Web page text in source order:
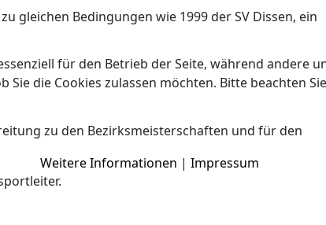
gleichen Bedingungen wie 1999 der SV Dissen, ein
zu den Bezirksmeisterschaften und für den
für den Betrieb der Seite, während andere
Sie die Cookies zulassen möchten. Bitte beachten
Weitere Informationen | Impressum